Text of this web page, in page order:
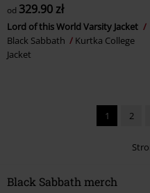
od 329.90 zł
Lord of this World Varsity Jacket
Black Sabbath
Kurtka College
Jacket
1 2
Black Sabbath merch